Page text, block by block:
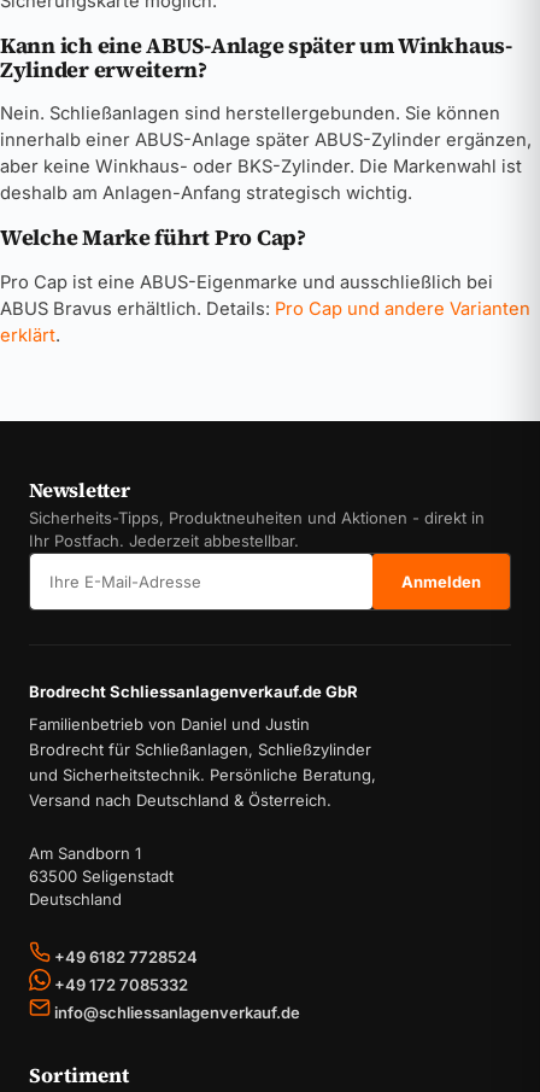
Kann ich eine ABUS-Anlage später um Winkhaus-
Zylinder erweitern?
Nein. Schließanlagen sind herstellergebunden. Sie können
innerhalb einer ABUS-Anlage später ABUS-Zylinder ergänzen,
aber keine Winkhaus- oder BKS-Zylinder. Die Markenwahl ist
deshalb am Anlagen-Anfang strategisch wichtig.
Welche Marke führt Pro Cap?
Pro Cap ist eine ABUS-Eigenmarke und ausschließlich bei
ABUS Bravus erhältlich. Details: Pro Cap und andere Varianten
erklärt.
Newsletter
Sicherheits-Tipps, Produktneuheiten und Aktionen - direkt in
Ihr Postfach. Jederzeit abbestellbar.
Anmelden
Brodrecht Schliessanlagenverkauf.de GbR
Familienbetrieb von Daniel und Justin
Brodrecht für Schließanlagen, Schließzylinder
und Sicherheitstechnik. Persönliche Beratung,
Versand nach Deutschland & Österreich.
Am Sandborn 1
63500 Seligenstadt
Deutschland
+49 6182 7728524
+49 172 7085332
info@schliessanlagenverkauf.de
Sortiment